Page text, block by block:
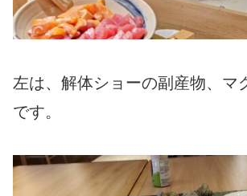
左は、解体ショーの副産物、マ
です。